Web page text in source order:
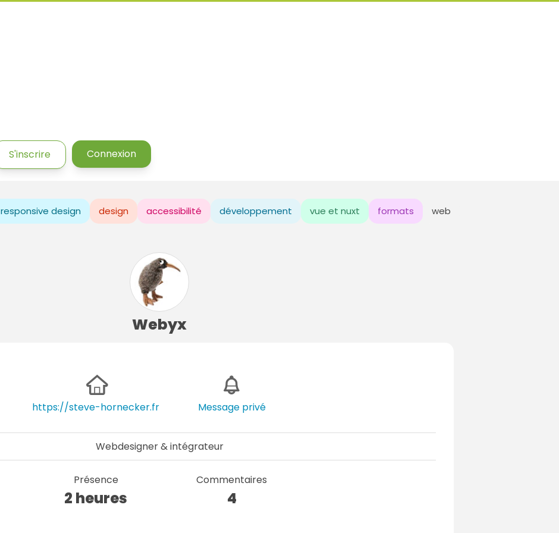
S'inscrire Connexion
responsive design design accessibilité développement vue et nuxt formats web
Webyx
https://steve-hornecker.fr Message privé
Webdesigner & intégrateur
Présence
2 heures
Commentaires
4